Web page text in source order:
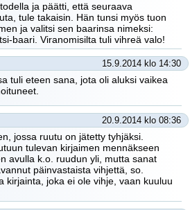
ja päätti, että seuraava
tule takaisin. Hän tunsi myös tuon
ja valitsi sen baarinsa nimeksi:
baari. Viranomisilta tuli vihreä valo!
15.9.2014 klo 14:30
tuli eteen sana, jota oli aluksi vaikea
20.9.2014 klo 08:36
jossa ruutu on jätetty tyhjäksi.
tulevan kirjaimen mennäkseen
avulla k.o. ruudun yli, mutta sanat
päinvastaista vihjettä, so.
kirjainta, joka ei ole vihje, vaan kuuluu